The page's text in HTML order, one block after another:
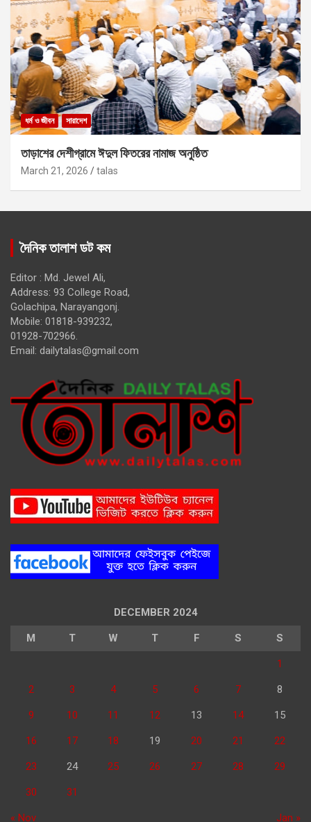
ধর্ম ও জীবন সারাদেশ
তাড়াশের দেশীগ্রামে ঈদুল ফিতরের নামাজ অনুষ্ঠিত
March 21, 2026 talas
দৈনিক তালাশ ডট কম
Editor : Md. Jewel Ali,
Address: 93 College Road,
Golachipa, Narayangonj.
Mobile: 01818-939232,
01928-702966.
Email: dailytalas@gmail.com
DECEMBER 2024
M T W T F S S
1
2 3 4 5 6 7 8
9 10 11 12 13 14 15
16 17 18 19 20 21 22
23 24 25 26 27 28 29
30 31
« Nov Jan »